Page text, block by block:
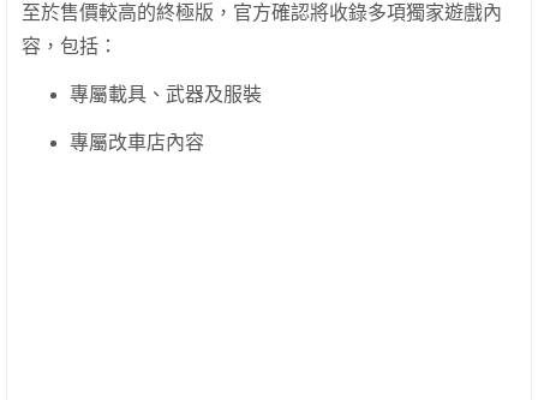
至於售價較高的終極版，官方確認將收錄多項獨家遊戲內
容，包括：
專屬載具、武器及服裝
專屬改車店內容